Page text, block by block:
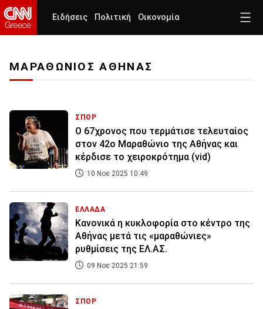
Ειδήσεις Πολιτική Οικονομία
ΜΑΡΑΘΩΝΙΟΣ ΑΘΗΝΑΣ
ΣΠΟΡ
O 67χρονος που τερμάτισε τελευταίος
στον 42ο Μαραθώνιο της Αθήνας και
κέρδισε το χειροκρότημα (vid)
10 Νοε 2025 10:49
ΕΛΛΑΔΑ
Κανονικά η κυκλοφορία στο κέντρο της
Αθήνας μετά τις «μαραθώνιες»
ρυθμίσεις της ΕΛ.ΑΣ.
09 Νοε 2025 21:59
ΣΠΟΡ